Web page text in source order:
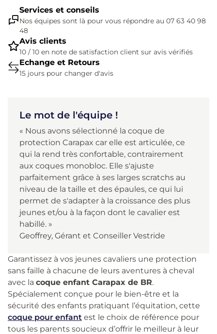
Services et conseils
Nos équipes sont là pour vous répondre au 07 63 40 98
48
Avis clients
10 / 10 en note de satisfaction client sur avis vérifiés
Echange et Retours
15 jours pour changer d'avis
Le mot de l'équipe !
« Nous avons sélectionné la coque de
protection Carapax car elle est articulée, ce
qui la rend très confortable, contrairement
aux coques monobloc. Elle s'ajuste
parfaitement grâce à ses larges scratchs au
niveau de la taille et des épaules, ce qui lui
permet de s'adapter à la croissance des plus
jeunes et/ou à la façon dont le cavalier est
habillé. »
Geoffrey, Gérant et Conseiller Vestride
Garantissez à vos jeunes cavaliers une protection
sans faille à chacune de leurs aventures à cheval
avec la coque enfant Carapax de BR.
Spécialement conçue pour le bien-être et la
sécurité des enfants pratiquant l’équitation, cette
coque pour enfant est le choix de référence pour
tous les parents soucieux d’offrir le meilleur à leur